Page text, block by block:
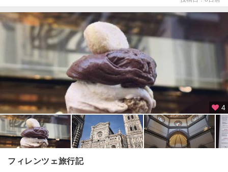
州
エ
ェ
ル
キ
エ
エ
バ
4
フィレンツェ旅行記